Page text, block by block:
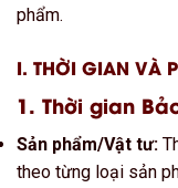
phẩm.
I. THỜI GIAN VÀ
1. Thời gian
Sản phẩm/Vật tư:
theo từng loại sản